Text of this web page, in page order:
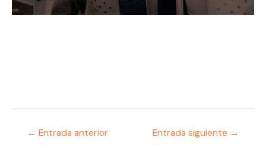
Navegación
← Entrada anterior Entrada siguiente →